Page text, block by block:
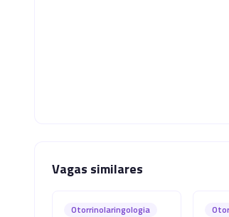
Vagas similares
Otorrinolaringologia